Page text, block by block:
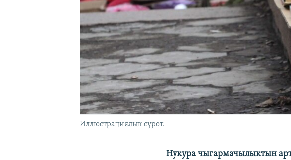
Иллюстрациялык сүрөт.
Нукура чыгармачылыктын